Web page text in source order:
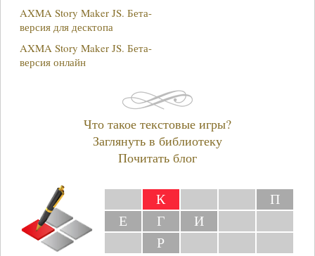
AXMA Story Maker JS. Бета-
версия для десктопа
AXMA Story Maker JS. Бета-
версия онлайн
Что такое текстовые игры?
Заглянуть в библиотеку
Почитать блог
К
П
Е
Г
И
Р